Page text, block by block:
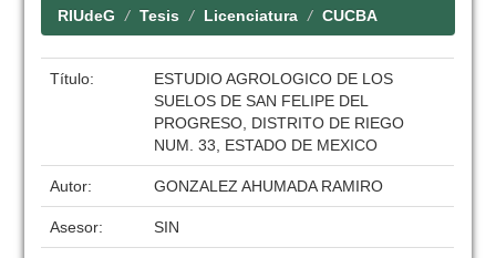
RIUdeG Tesis Licenciatura CUCBA
Título:
ESTUDIO AGROLOGICO DE LOS
SUELOS DE SAN FELIPE DEL
PROGRESO, DISTRITO DE RIEGO
NUM. 33, ESTADO DE MEXICO
Autor: GONZALEZ AHUMADA RAMIRO
Asesor: SIN